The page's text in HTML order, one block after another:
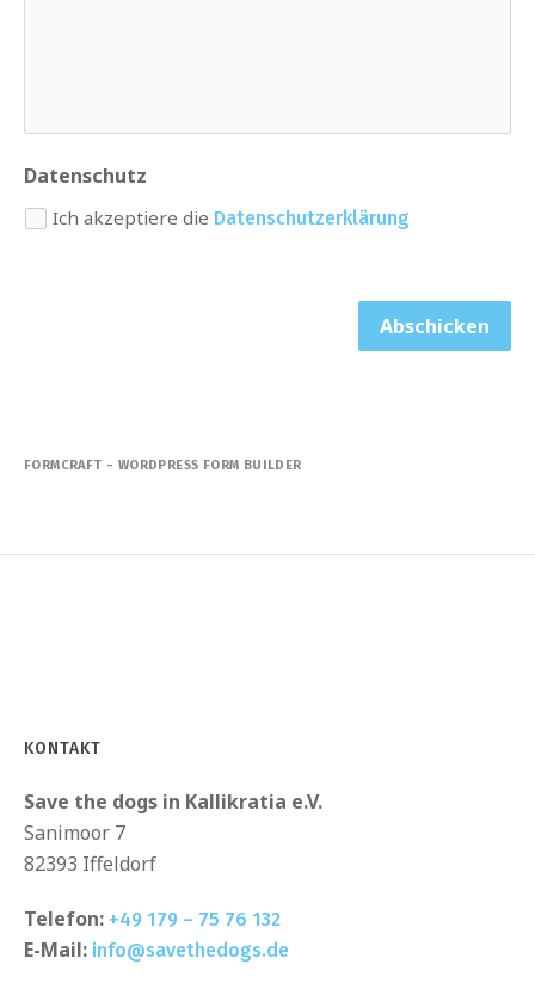
Datenschutz
Ich akzeptiere die Datenschutzerklärung
Abschicken
FORMCRAFT - WORDPRESS FORM BUILDER
KONTAKT
Save the dogs in Kallikratia e.V.
Sanimoor 7
82393 Iffeldorf
Telefon: +49 179 – 75 76 132
E-Mail: info@savethedogs.de